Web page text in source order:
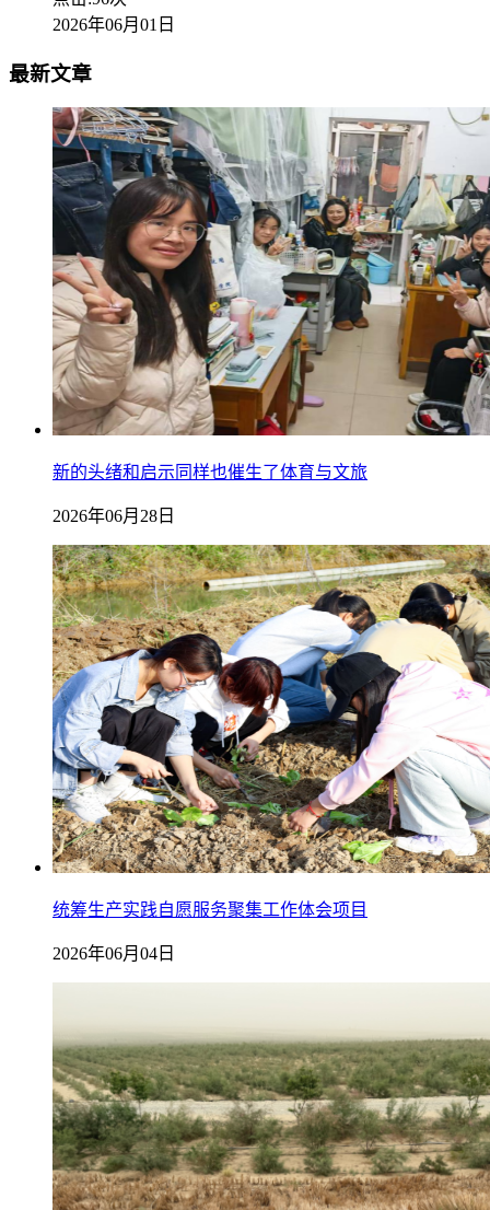
2026年06月01日
最新文章
新的头绪和启示同样也催生了体育与文旅
2026年06月28日
统筹生产实践自愿服务聚集工作体会项目
2026年06月04日